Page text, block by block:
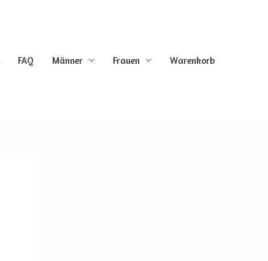
FAQ Männer Frauen Warenkorb